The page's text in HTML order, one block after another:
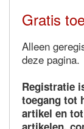
Gratis
Alleen
deze pagina.
Registratie
toegang tot
artikel en